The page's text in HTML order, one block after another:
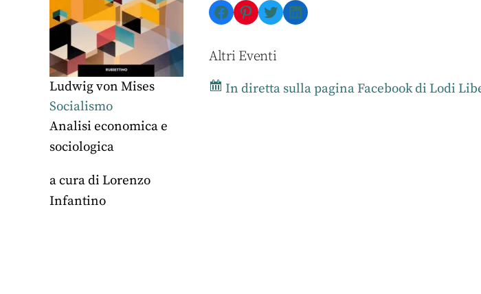
Ludwig von Mises
Socialismo
Analisi economica e
sociologica
a cura di Lorenzo
Infantino
Facebook
Pinterest
TwitterLinkedIn
Altri Eventi
In diretta sulla pagina Facebook di Lodi